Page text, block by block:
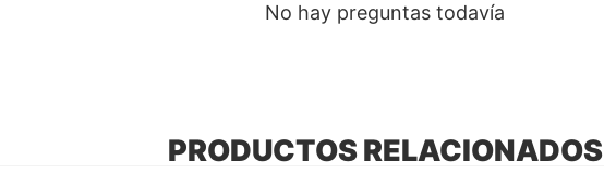
No hay preguntas todavía
PRODUCTOS RELACIONADOS